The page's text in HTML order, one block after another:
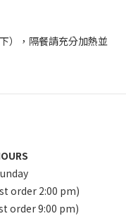
），隔餐請充分加熱並
order 2:00 pm)
order 9:00 pm)